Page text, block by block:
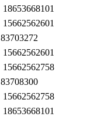
18653668101
15662562601
83703272
15662562601
15662562758
83708300
15662562758
18653668101